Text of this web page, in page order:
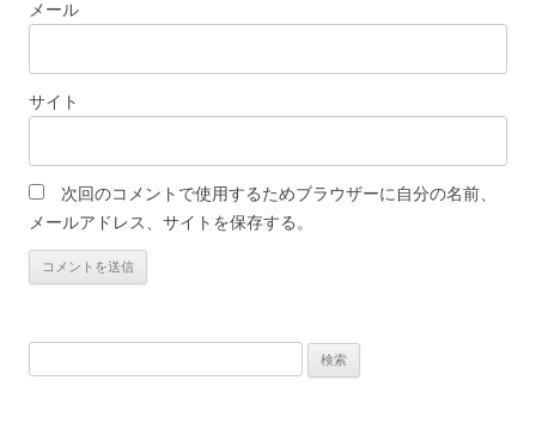
メール
サイト
次回のコメントで使用するためブラウザーに自分の名前、
メールアドレス、サイトを保存する。